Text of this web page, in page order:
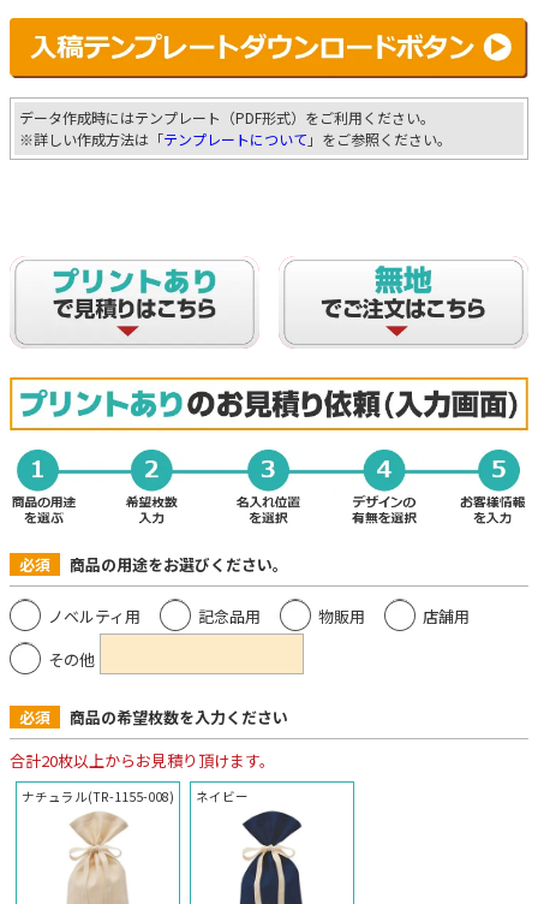
データ作成時にはテンプレート（PDF形式）をご利用ください。
※詳しい作成方法は「テンプレートについて 」をご参照ください。
必須 商品の用途をお選びください。
ノベルティ用 記念品用 物販用
店舗用
その他
必須
商品の希望枚数を入力ください
合計20枚以上からお見積り頂けます。
ナチュラル(TR-1155-008) ネイビー